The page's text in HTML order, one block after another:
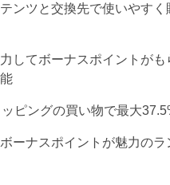
ンツと交換先で使いやすく
してボーナスポイントがも
ピングの買い物で最大
ーナスポイントが魅力のラ